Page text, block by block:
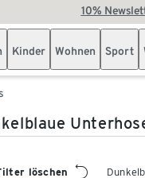
10%
Kinder Wohnen Sport
löschen